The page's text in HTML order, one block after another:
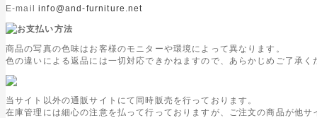
E-mailinfo@and-furniture.net
商品の写真の色味はお客様のモニターや環境によって異なります。
色の違いによる返品には一切対応できかねますので、あらかじめご了承く
当サイト以外の通販サイトにて同時販売を行っております。
在庫管理には細心の注意を払って行っておりますが、ご注文の商品が他